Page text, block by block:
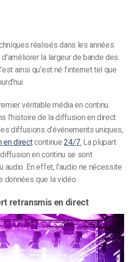
réalisés dans les années
la largeur de bande des
ainsi qu’est né l’internet tel que
véritable média en continu.
l’histoire de la diffusion en direct
diffusions d’événements uniques,
en directcontinue24/7. La plupart
en continu se sont
audio. En effet, l’audio ne nécessite
données que la vidéo.
retransmis en direct